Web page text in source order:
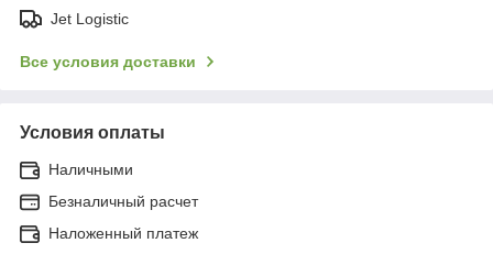
Jet Logistic
Все условия доставки
Условия оплаты
Наличными
Безналичный расчет
Наложенный платеж